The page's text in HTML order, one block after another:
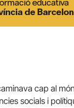
cap al
socials i